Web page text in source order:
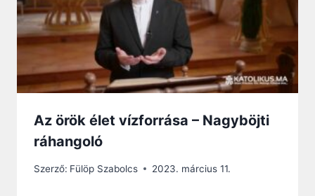
Az örök élet vízforrása – Nagyböjti
ráhangoló
Szerző: Fülöp Szabolcs 2023. március 11.